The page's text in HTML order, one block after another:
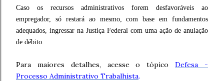
Caso os recursos administrativos forem desfavoráveis ao
empregador, só restará ao mesmo, com base em fundamentos
adequados, ingressar na Justiça Federal com uma ação de anulação
de débito.
Para maiores detalhes, acesse o tópico
Defesa -
Processo Administrativo Trabalhista.